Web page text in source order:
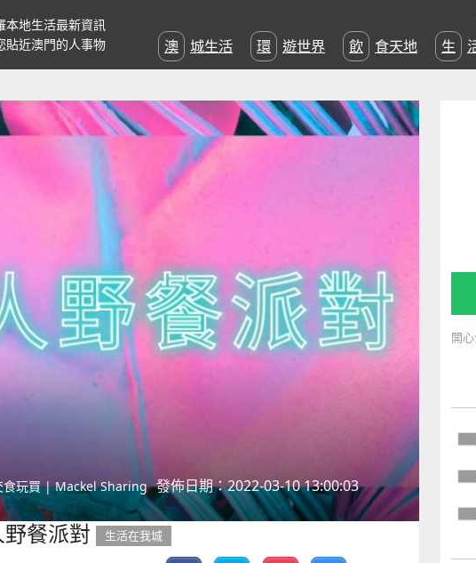
本地生活最新資訊
貼近澳門的人事物
澳城生活 環遊世界 飲食天地
食玩買 | Mackel Sharing 發佈日期：2022-03-10 13:00:03
餐派對 生活在我城
開